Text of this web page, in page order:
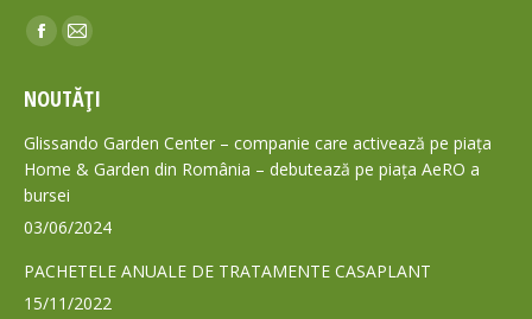
Find us on:
Facebook
opens
in
new
window
Mail
opens
in
new
NOUTĂȚI
Glissando Garden Center – companie care activează pe piața
Home & Garden din România – debutează pe piața AeRO a
bursei
03/06/2024
PACHETELE ANUALE DE TRATAMENTE CASAPLANT
15/11/2022